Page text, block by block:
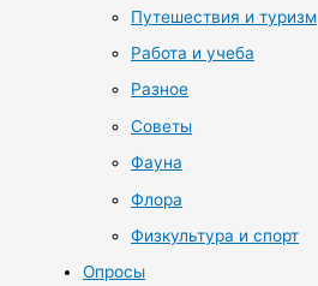
Путешествия и туризм
Работа и учеба
Разное
Советы
Фауна
Флора
Физкультура и спорт
Опросы